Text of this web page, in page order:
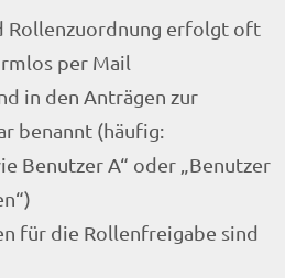
Rollenzuordnung erfolgt oft
per Mail
in den Anträgen zur
benannt (häufig:
Benutzer A“ oder „Benutzer
für die Rollenfreigabe sind